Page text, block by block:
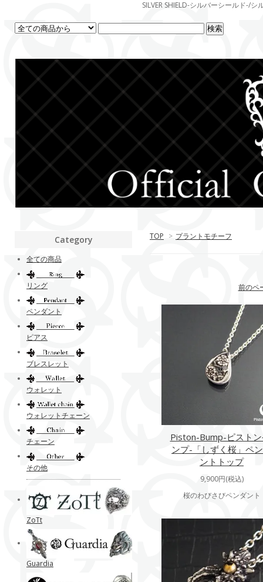
SILVER SHIELD-シルバーシールド-/
TOP > プラントモチーフ
前のペ
Piston-Bump-ピストン
ンプ-「しずく桜」ペ
ントトップ
9,900円(税込)
桜のわびさびペンダント
Category
全ての商品
リング
ペンダント
ピアス
ブレスレット
ウォレット
ウォレットチェーン
チェーン
その他
ZoTt
Guardia